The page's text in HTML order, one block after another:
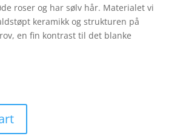
roser og har sølv hår. Materialet vi
keramikk og strukturen på
en fin kontrast til det blanke